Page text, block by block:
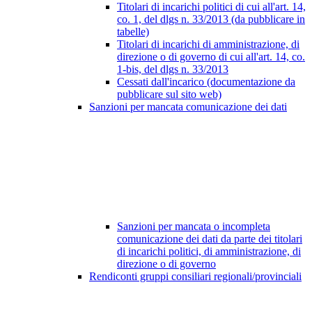
Titolari di incarichi politici di cui all'art. 14,
co. 1, del dlgs n. 33/2013 (da pubblicare in
tabelle)
Titolari di incarichi di amministrazione, di
direzione o di governo di cui all'art. 14, co.
1-bis, del dlgs n. 33/2013
Cessati dall'incarico (documentazione da
pubblicare sul sito web)
Sanzioni per mancata comunicazione dei dati
Sanzioni per mancata o incompleta
comunicazione dei dati da parte dei titolari
di incarichi politici, di amministrazione, di
direzione o di governo
Rendiconti gruppi consiliari regionali/provinciali